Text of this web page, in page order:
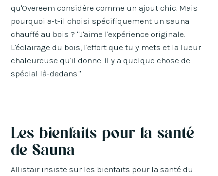
qu'Overeem considère comme un ajout chic. Mais
pourquoi a-t-il choisi spécifiquement un sauna
chauffé au bois ? "J'aime l'expérience originale.
L'éclairage du bois, l'effort que tu y mets et la lueur
chaleureuse qu'il donne. Il y a quelque chose de
spécial là-dedans."
Les bienfaits pour la santé
de Sauna
Allistair insiste sur les bienfaits pour la santé du